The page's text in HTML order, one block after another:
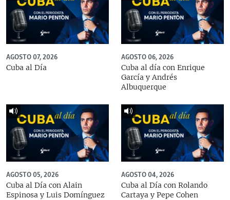
AGOSTO 07, 2026
Cuba al Día
AGOSTO 06, 2026
Cuba al día con Enrique
García y Andrés
Albuquerque
AGOSTO 05, 2026
Cuba al Día con Alain
Espinosa y Luis Domínguez
AGOSTO 04, 2026
Cuba al Día con Rolando
Cartaya y Pepe Cohen